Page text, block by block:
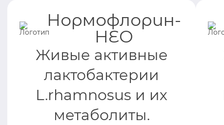
Нормофлорин-
НЕО
Живые активные
лактобактерии
L.rhamnosus и их
метаболиты.